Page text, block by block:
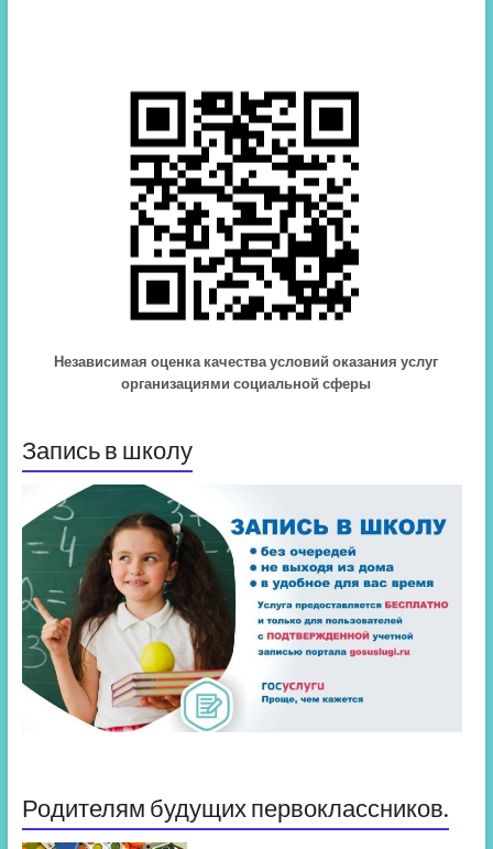
Независимая оценка качества условий оказания услуг
организациями социальной сферы
Запись в школу
Родителям будущих первоклассников.